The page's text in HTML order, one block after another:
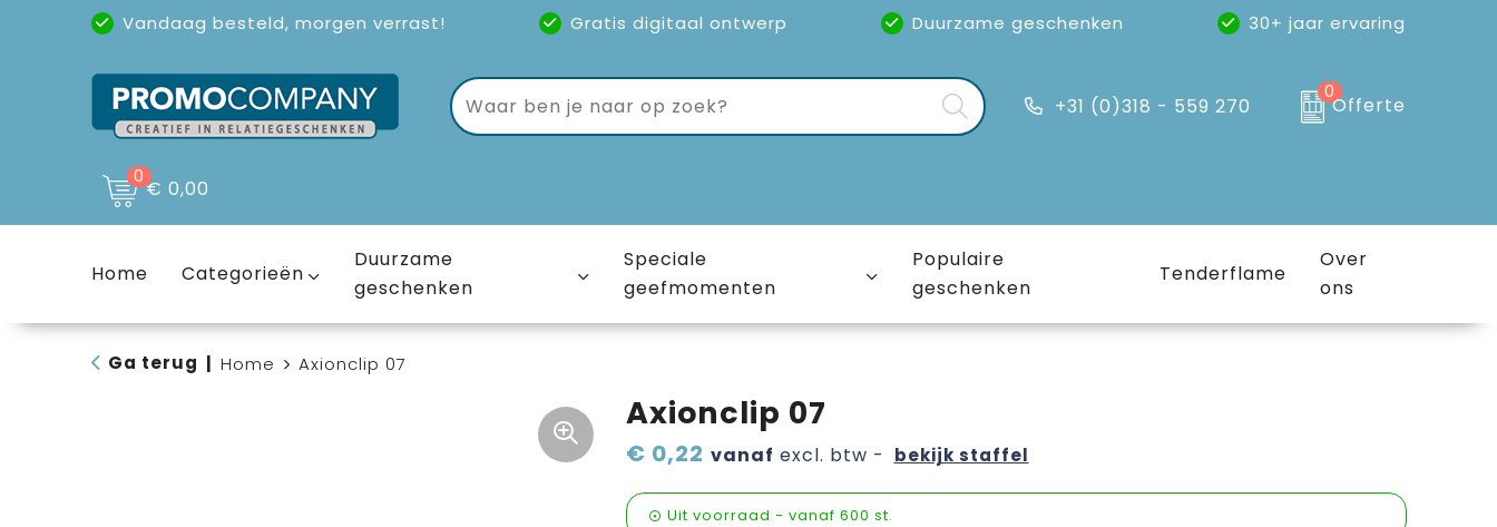
Vandaag besteld, morgen verrast! Gratis digitaal ontwerp Duurzame geschenken
30+ jaar ervaring
Uitstekende reviews(4,6/5)
+31 (0)318 - 559 270
0
Offerte
0€ 0,00
Home Categorieën
Duurzame
geschenken
Speciale
geefmomenten
Populaire
geschenken
Tenderflame
Over
ons
Ga terug Home Axionclip 07
Axionclip 07
€ 0,22 vanaf excl. btw - bekijk staffel
Uit voorraad - vanaf 600 st.